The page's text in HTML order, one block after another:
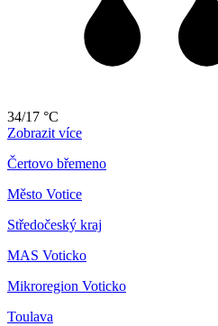
34/17 °C
Zobrazit více
Čertovo břemeno
Město Votice
Středočeský kraj
MAS Voticko
Mikroregion Voticko
Toulava